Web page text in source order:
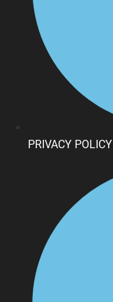
PRIVACY POLICY